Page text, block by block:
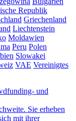
Republik
Griechenland
Liechtenstein
Moldawien
Peru Polen
Slowakei
VAE Vereinigtes
und
Sie erheben
mit ihrer